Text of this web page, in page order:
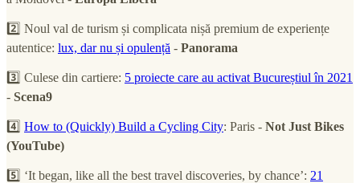
2️⃣ Noul val de turism și complicata nișă premium de experiențe
autentice: lux, dar nu și opulență - Panorama
3️⃣ Culese din cartiere: 5 proiecte care au activat Bucureștiul în 2021
- Scena9
4️⃣ How to (Quickly) Build a Cycling City: Paris - Not Just Bikes
(YouTube)
5️⃣ ‘It began, like all the best travel discoveries, by chance’: 21